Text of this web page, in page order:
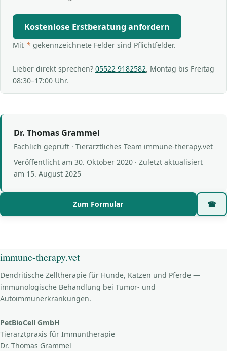
Kostenlose Erstberatung anfordern
Mit * gekennzeichnete Felder sind Pflichtfelder.
Lieber direkt sprechen? 05522 9182582, Montag bis Freitag
08:30–17:00 Uhr.
Dr. Thomas Grammel
Fachlich geprüft · Tierärztliches Team immune-therapy.vet
Veröffentlicht am 30. Oktober 2020 · Zuletzt aktualisiert
am 15. August 2025
Zum Formular ☎
immune-therapy.vet
Dendritische Zelltherapie für Hunde, Katzen und Pferde —
immunologische Behandlung bei Tumor- und
Autoimmunerkrankungen.
PetBioCell GmbH
Tierarztpraxis für Immuntherapie
Dr. Thomas Grammel